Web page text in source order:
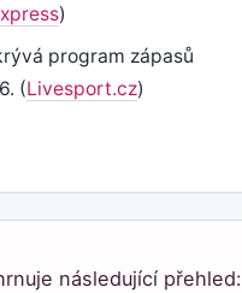
)
program zápasů
(Livesport.cz)
následující přehled: